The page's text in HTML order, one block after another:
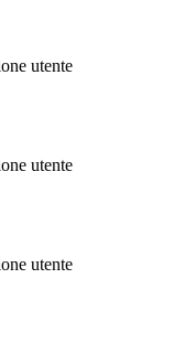
utente
utente
utente